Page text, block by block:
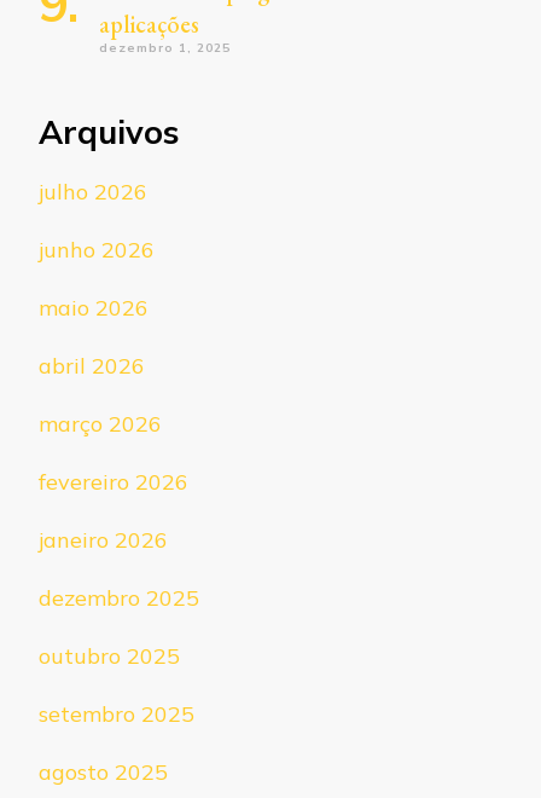
aplicações
dezembro 1, 2025
Arquivos
julho 2026
junho 2026
maio 2026
abril 2026
março 2026
fevereiro 2026
janeiro 2026
dezembro 2025
outubro 2025
setembro 2025
agosto 2025